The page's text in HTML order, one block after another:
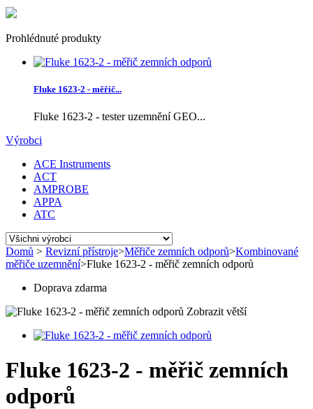
Prohlédnuté produkty
Fluke 1623-2 - měřič...
Fluke 1623-2 - tester uzemnění GEO...
Výrobci
ACE Instruments
ACT
AMPROBE
APPA
ATC
Domů > Revizní přístroje>Měřiče zemních odporů>Kombinované
měřiče uzemnění>Fluke 1623-2 - měřič zemních odporů
Doprava zdarma
Zobrazit větší
Fluke 1623-2 - měřič zemních
odporů